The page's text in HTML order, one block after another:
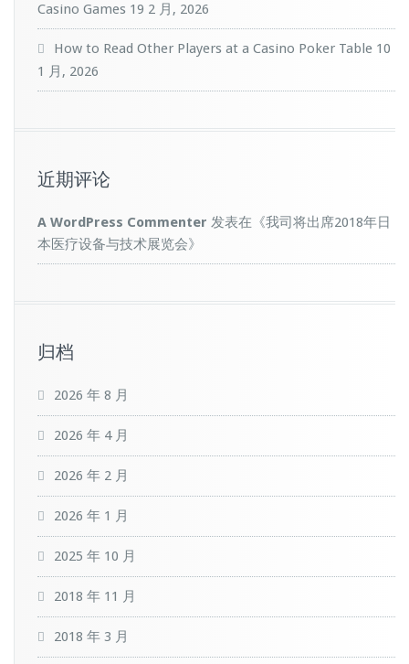
Casino Games 19 2 月, 2026
How to Read Other Players at a Casino Poker Table 10
1 月, 2026
近期评论
A WordPress Commenter 发表在《我司将出席2018年日
本医疗设备与技术展览会》
归档
2026 年 8 月
2026 年 4 月
2026 年 2 月
2026 年 1 月
2025 年 10 月
2018 年 11 月
2018 年 3 月